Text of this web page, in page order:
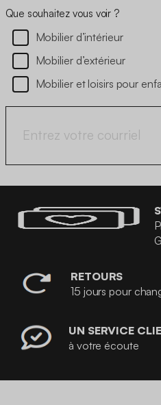
Que souhaitez vous voir ?
Mobilier d’intérieur
Mobilier d’extérieur
Mobilier et loisirs pour
RETOURS
15 jours pour
UN SERVICE
à votre écoute